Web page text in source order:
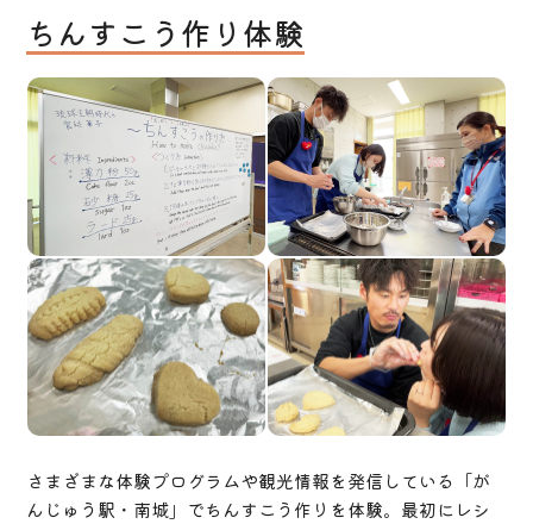
ちんすこう作り体験
さまざまな体験プログラムや観光情報を発信している「が
んじゅう駅・南城」でちんすこう作りを体験。最初にレシ